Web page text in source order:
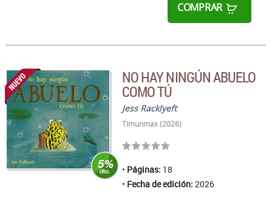
COMPRAR
NO HAY NINGÚN ABUELO
COMO TÚ
Jess Racklyeft
Timunmas (2026)
Páginas: 18
Fecha de edición: 2026